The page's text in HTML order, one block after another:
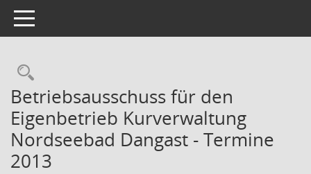
Toggle navigation
Rechercheauswahl
Betriebsausschuss für den
Eigenbetrieb Kurverwaltung
Nordseebad Dangast - Termine
2013